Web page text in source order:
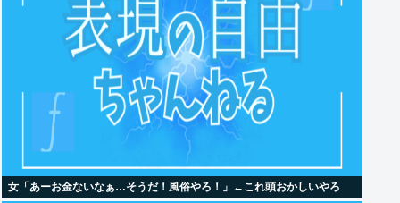
女「あーお金ないなぁ…そうだ！風俗やろ！」←これ頭おかしいやろ